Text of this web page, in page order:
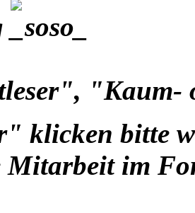
"Kaum-
klicken bitte
Mitarbeit im